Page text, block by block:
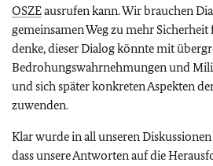
OSZEausrufen kann. Wir brauchen
gemeinsamen Weg zu mehr
denke, dieser Dialog könnte mit
Bedrohungswahrnehmungen und
und sich später konkreten Aspekten
zuwenden.
Klar wurde in all unseren Diskussionen
dass unsere Antworten auf die